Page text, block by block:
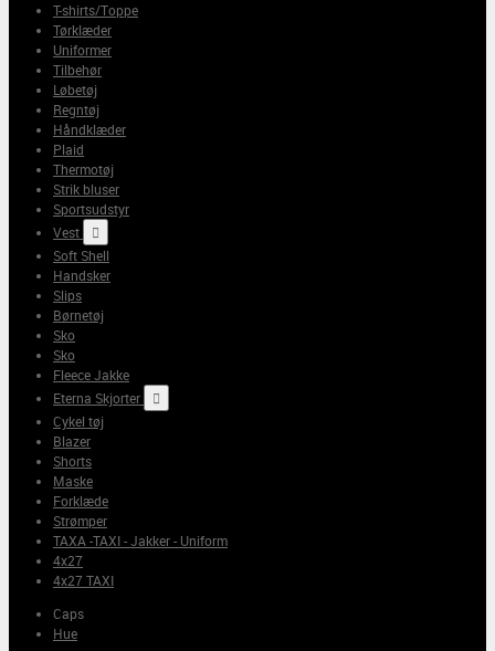
T-shirts/Toppe
Tørklæder
Uniformer
Tilbehør
Løbetøj
Regntøj
Håndklæder
Plaid
Thermotøj
Strik bluser
Sportsudstyr
Vest

Soft Shell
Handsker
Slips
Børnetøj
Sko
Sko
Fleece Jakke
Eterna Skjorter

Cykel tøj
Blazer
Shorts
Maske
Forklæde
Strømper
TAXA -TAXI - Jakker - Uniform
4x27
4x27 TAXI
Caps
Hue